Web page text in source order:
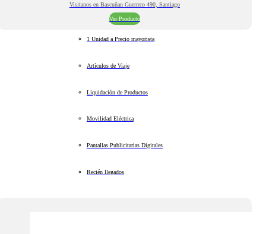
Visitanos en Bascuñan Guerrero 490, Santiago
Ver Producto
1 Unidad a Precio mayorista
Artículos de Viaje
Liquidación de Productos
Movilidad Eléctrica
Pantallas Publicitarias Digitales
Recién llegados